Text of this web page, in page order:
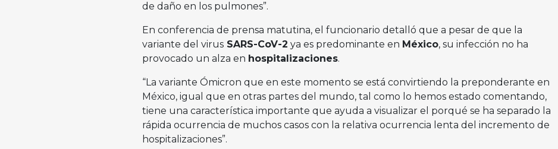
de daño en los pulmones”.
En conferencia de prensa matutina, el funcionario detalló que a pesar de que la
variante del virusSARS-CoV-2 ya es predominante en México, su infección no ha
provocado un alza en hospitalizaciones.
“La variante Ómicron que en este momento se está convirtiendo la preponderante en
México, igual que en otras partes del mundo, tal como lo hemos estado comentando,
tiene una característica importante que ayuda a visualizar el porqué se ha separado la
rápida ocurrencia de muchos casos con la relativa ocurrencia lenta del incremento de
hospitalizaciones”.